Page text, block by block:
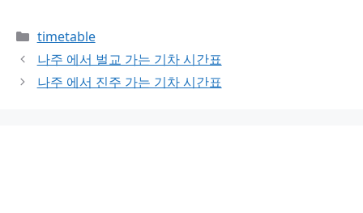
Categories
timetable
나주 에서 벌교 가는 기차 시간표
나주 에서 진주 가는 기차 시간표